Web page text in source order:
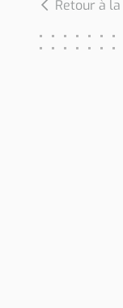
Retour à